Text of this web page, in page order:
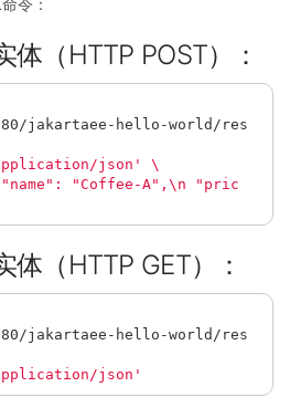
令：
（HTTP POST）：
json'
"Coffee-A",\n "pric
（HTTP GET）：
json'